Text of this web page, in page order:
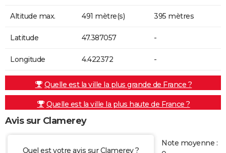
Altitude max. 491 mètre(s) 395 mètres
Latitude 47.387057 -
Longitude 4.422372 -
Quelle est la ville la plus grande de France ?
Quelle est la ville la plus haute de France ?
Avis sur Clamerey
Quel est votre avis sur Clamerey ?
Note moyenne :